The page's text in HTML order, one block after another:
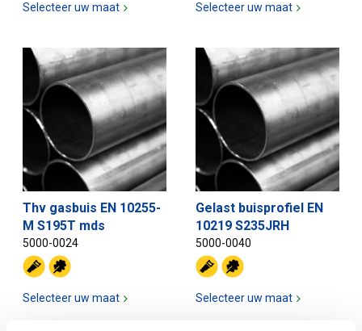
Selecteer uw maat Selecteer uw maat
Thv gasbuis EN 10255-
M S195T mds
5000-0024
Selecteer uw maat
Gelast buisprofiel EN
10219 S235JRH
5000-0040
Selecteer uw maat